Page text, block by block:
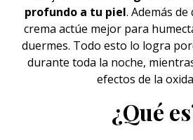
profundo a tu piel. Además
crema actúe mejor para
duermes. Todo esto lo logra
durante toda la noche,
efectos de la
¿Qué